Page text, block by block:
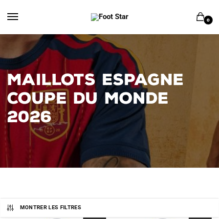
0
MAILLOTS ESPAGNE
COUPE DU MONDE
2026
MONTRER LES FILTRES